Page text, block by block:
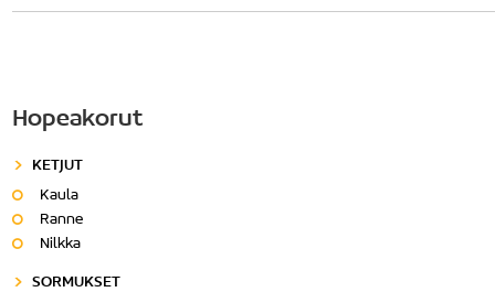
Hopeakorut
KETJUT
Kaula
Ranne
Nilkka
SORMUKSET